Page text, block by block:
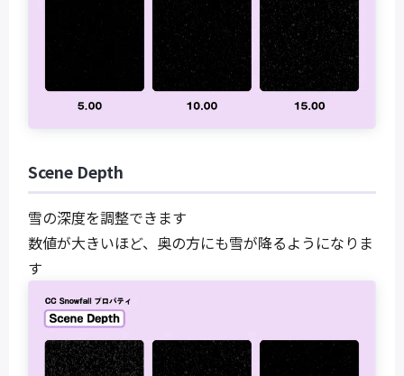
Scene Depth
雪の深度を調整できます
数値が大きいほど、奥の方にも雪が降るようになりま
す